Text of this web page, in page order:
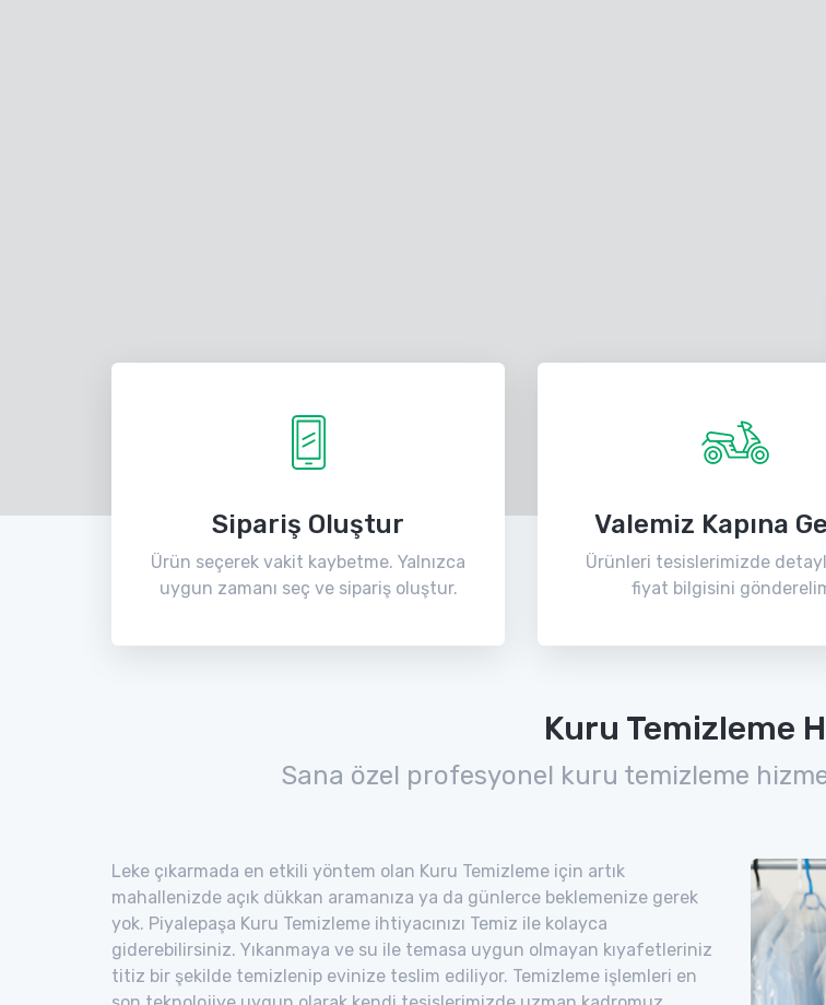
Sipariş Oluştur
Ürün seçerek vakit kaybetme. Yalnızca
uygun zamanı seç ve sipariş oluştur.
Valemiz Kapına
Ürünleri tesislerimizde
fiyat bilgisini
Kuru Temizleme
Sana özel profesyonel kuru temizleme
Leke çıkarmada en etkili yöntem olan Kuru Temizleme için artık
mahallenizde açık dükkan aramanıza ya da günlerce beklemenize gerek
yok. Piyalepaşa Kuru Temizleme ihtiyacınızı Temiz ile kolayca
giderebilirsiniz. Yıkanmaya ve su ile temasa uygun olmayan kıyafetleriniz
titiz bir şekilde temizlenip evinize teslim ediliyor. Temizleme işlemleri en